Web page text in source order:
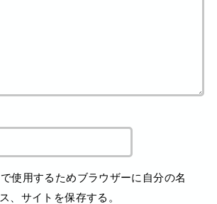
使用するためブラウザーに自分の名
、サイトを保存する。